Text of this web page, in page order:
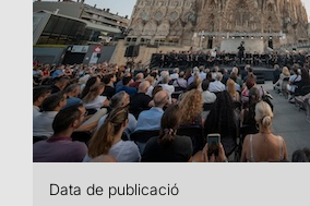
Data de publicació